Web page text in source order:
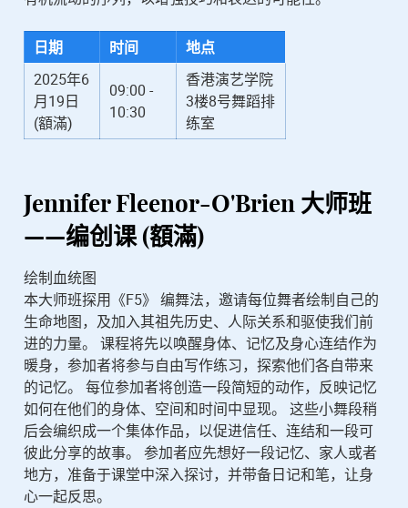
日期 时间
地点
2025年6
月19日
(額滿)
09:00 -
10:30
香港演艺学院
3楼8号舞蹈排
练室
Jennifer Fleenor-O'Brien 大师班
——编创课 (額滿)
绘制血统图
本大师班探用《F5》 编舞法，邀请每位舞者绘制自己的
生命地图，及加入其祖先历史、人际关系和驱使我们前
进的力量。 课程将先以唤醒身体、记忆及身心连结作为
暖身，参加者将参与自由写作练习，探索他们各自带来
的记忆。 每位参加者将创造一段简短的动作，反映记忆
如何在他们的身体、空间和时间中显现。 这些小舞段稍
后会编织成一个集体作品，以促进信任、连结和一段可
彼此分享的故事。 参加者应先想好一段记忆、家人或者
地方，准备于课堂中深入探讨，并带备日记和笔，让身
心一起反思。